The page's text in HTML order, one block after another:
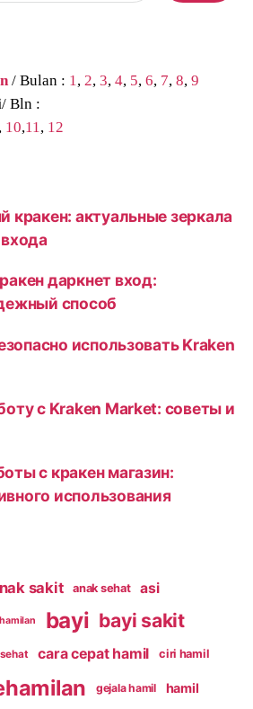
/ Bulan : 1,2,3,4, 5,6, 7,8,9
/ Bln :
, 10,11, 12
кракен: актуальные зеркала
даркнет вход:
способ
использовать Kraken
с Kraken Market: советы и
с кракен магазин:
использования
sakit anak sehat
asi
bayi bayi sakit
cara cepat hamil ciri hamil
gejala hamil hamil